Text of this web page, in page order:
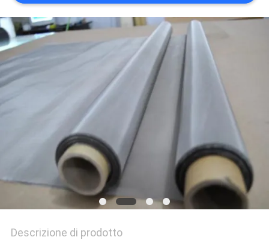
DEL
SITO
PRIVACY
POLICY
Descrizione di prodotto